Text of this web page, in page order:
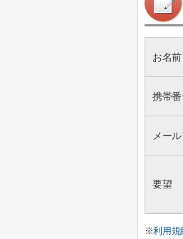
お名前
携帯
メー
要望
※利用規